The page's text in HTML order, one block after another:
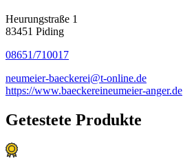
Heurungstraße 1
83451 Piding
08651/710017
neumeier-baeckerei@t-online.de
https://www.baeckereineumeier-anger.de
Getestete Produkte